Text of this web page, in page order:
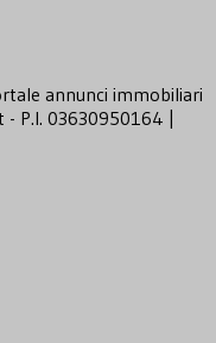
annunci immobiliari
- P.I. 03630950164